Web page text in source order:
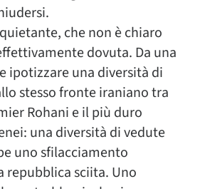
che non è chiaro
dovuta. Da una
ipotizzare una diversità di
stesso fronte iraniano tra
Rohani e il più duro
una diversità di vedute
uno sfilacciamento
repubblica sciita. Uno